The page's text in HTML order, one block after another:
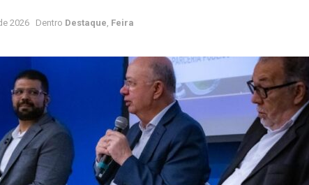
2026 Dentro Destaque Feira